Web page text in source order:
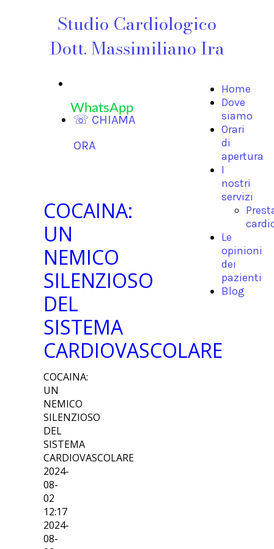
Studio Cardiologico
Dott. Massimiliano Ira
WhatsApp
Home
Dove
siamo
Orari
di
apertura
I
nostri
servizi
Le
opinioni
dei
pazienti
Blog
☏ CHIAMA
ORA
COCAINA:
UN
NEMICO
SILENZIOSO
DEL
SISTEMA
CARDIOVASCOLARE
COCAINA:
UN
NEMICO
SILENZIOSO
DEL
SISTEMA
CARDIOVASCOLARE
2024-
08-
02
12:17
2024-
08-